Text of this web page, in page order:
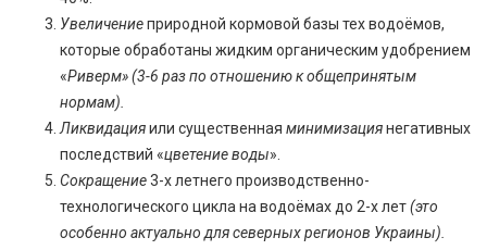
Увеличениеприродной кормовой базы тех водоёмов,
которые обработаны жидким органическим удобрением
«Риверм»(3-6 раз по отношению к общепринятым
нормам).
Ликвидацияили существенная минимизациянегативных
последствий «цветение воды».
Сокращение3-х летнего производственно-
технологического цикла на водоёмах до 2-х лет(это
особенно актуально для северных регионов Украины).